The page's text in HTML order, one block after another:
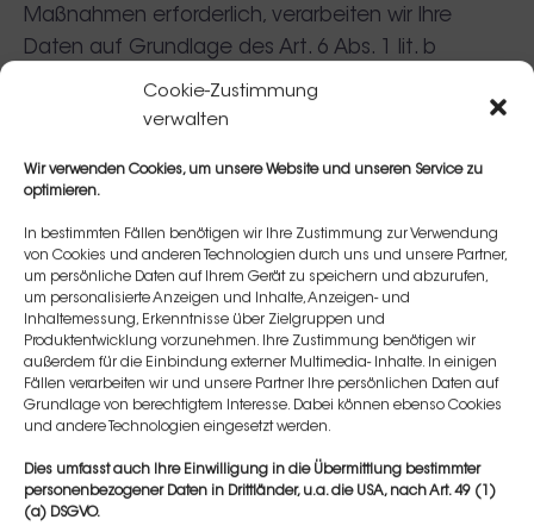
Cookie-Zustimmung
verwalten
Wir verwenden Cookies, um unsere Website und unseren Service zu
optimieren.
In bestimmten Fällen benötigen wir Ihre Zustimmung zur Verwendung
von Cookies und anderen Technologien durch uns und unsere Partner,
um persönliche Daten auf Ihrem Gerät zu speichern und abzurufen,
um personalisierte Anzeigen und Inhalte, Anzeigen- und
Inhaltemessung, Erkenntnisse über Zielgruppen und
Produktentwicklung vorzunehmen. Ihre Zustimmung benötigen wir
außerdem für die Einbindung externer Multimedia- Inhalte. In einigen
Fällen verarbeiten wir und unsere Partner Ihre persönlichen Daten auf
Grundlage von berechtigtem Interesse. Dabei können ebenso Cookies
und andere Technologien eingesetzt werden.
Dies umfasst auch Ihre Einwilligung in die Übermittlung bestimmter
personenbezogener Daten in Drittländer, u.a. die USA, nach Art. 49 (1)
(a) DSGVO.
Maßnahmen erforderlich, verarbeiten wir Ihre
Daten auf Grundlage des Art. 6 Abs. 1 lit. b
DSGVO. Des Weiteren verarbeiten wir Ihre Daten,
sofern diese zur Erfüllung einer rechtlichen
Art. 6 Abs. 1 lit. c DSGVO. Die Datenverarbeitung
Interesses nach Art. 6 Abs. 1 lit. f DSGVO erfolgen.
Über die jeweils im Einzelfall einschlägigen
Rechtsgrundlagen wird in den folgenden
Absätzen dieser Datenschutzerklärung informiert.
Hinweis zur
Datenweitergabe in die USA
und sonstige Drittstaaten